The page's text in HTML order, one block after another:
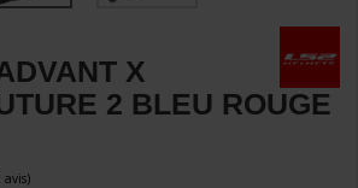
X
2 BLEU ROUGE